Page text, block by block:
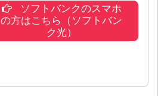
ソフトバンクのスマホ
の方はこちら（ソフトバン
ク光）